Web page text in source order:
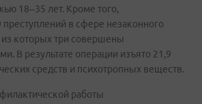
18–35 лет. Кроме того,
преступлений в сфере незаконного
из которых три совершены
В результате операции изъято 21,9
средств и психотропных веществ.
работы